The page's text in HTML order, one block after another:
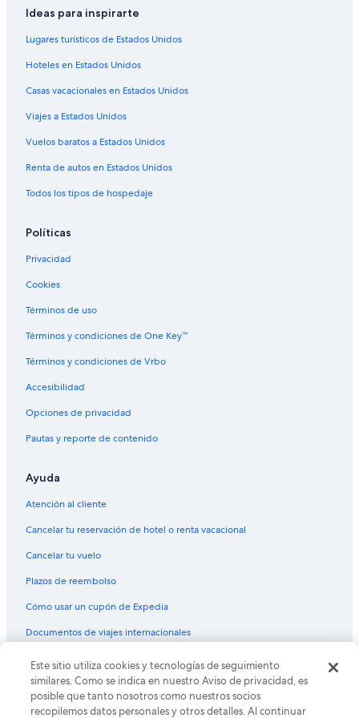
Hoteles de lujo en Erfurt
Hoteles con bar en Erfurt
Hoteles con sauna en Erfurt
Hoteles con vista en Erfurt
Hoteles de senderismo en Erfurt
Hoteles de Victor's en Erfurt
Hoteles en Erfurt
Moteles en Erfurt
Apartamentos en Unterweissbach
Apartamentos en Estación de tren de Singen
Cabañas en Laucha
Apartamentos en Soemmerda
Casas de huéspedes en Magdala
Apartamentos en Gräfenroda
Casas de huéspedes en Estación de tren Waltershausen
Moteles en Molsdorf
Apartamentos en Witzleben
Hoteles de negocios en Arnstadt
Hoteles en Arnstadt
Hoteles en Elleben
Hoteles en Rhoda
Cabañas en Gräfenhain
Apartamentos en Ilmenau
Ideas para inspirarte
Lugares turísticos de Estados Unidos
Hoteles en Estados Unidos
Casas vacacionales en Estados Unidos
Viajes a Estados Unidos
Vuelos baratos a Estados Unidos
Renta de autos en Estados Unidos
Todos los tipos de hospedaje
Políticas
Privacidad
Cookies
Términos de uso
Términos y condiciones de One Key™
Términos y condiciones de Vrbo
Accesibilidad
Opciones de privacidad
Pautas y reporte de contenido
Ayuda
Atención al cliente
Cancelar tu reservación de hotel o renta vacacional
Cancelar tu vuelo
Plazos de reembolso
Cómo usar un cupón de Expedia
Documentos de viajes internacionales
© 2026 Expedia, Inc., una empresa de Expedia Group. Todos los
derechos reservados. Expedia y el logo de Expedia son marcas
registradas o marcas comerciales de Expedia, Inc. CST# 2029030-50.
Este sitio utiliza cookies y tecnologías de seguimiento
similares. Como se indica en nuestro Aviso de privacidad, es
posible que tanto nosotros como nuestros socios
recopilemos datos personales y otros detalles. Al continuar